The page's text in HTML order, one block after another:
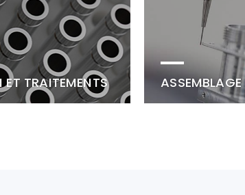
ET TRAITEMENTS ASSEMBLAGE